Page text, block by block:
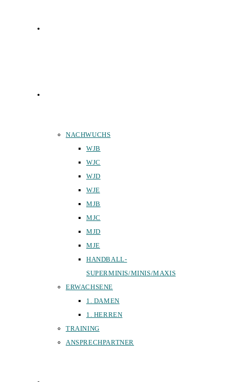
NACHWUCHS
WJB
WJC
WJD
WJE
MJB
MJC
MJD
MJE
HANDBALL-
SUPERMINIS/MINIS/MAXIS
ERWACHSENE
1. DAMEN
1. HERREN
TRAINING
ANSPRECHPARTNER